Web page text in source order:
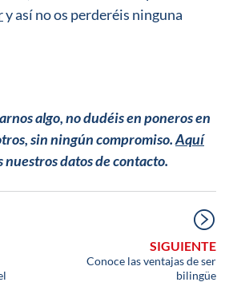
y así no os perderéis ninguna
algo, no dudéis en poneros en
sin ningún compromiso.Aquí
nuestros datos de contacto.
SIGUIENTE
Conoce las ventajas de ser
bilingüe